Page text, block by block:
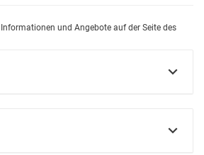
und Angebote auf der Seite des